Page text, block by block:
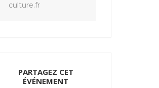
culture.fr
PARTAGEZ CET
ÉVÉNEMENT